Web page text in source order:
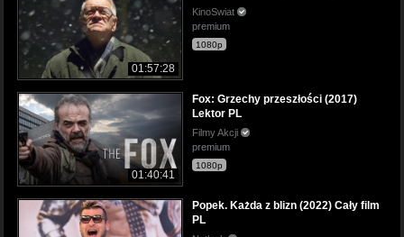
01:57:28
KinoSwiat
premium
1080p
01:40:41
Fox: Grzechy przeszłości (2017)
Lektor PL
Filmy Akcji
premium
1080p
Popek. Każda z blizn (2022) Cały film
PL